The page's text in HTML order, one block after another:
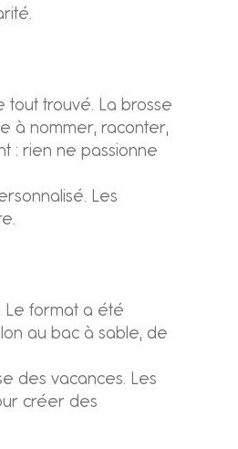
tout trouvé. La brosse
à nommer, raconter,
: rien ne passionne
Les
Le format a été
au bac à sable, de
des vacances. Les
créer des